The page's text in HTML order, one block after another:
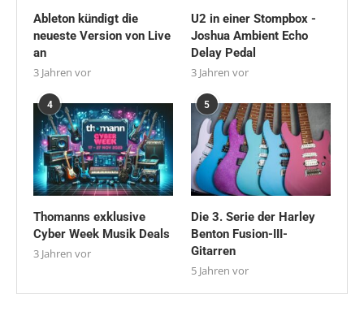
Ableton kündigt die
neueste Version von Live
an
3 Jahren vor
U2 in einer Stompbox -
Joshua Ambient Echo
Delay Pedal
3 Jahren vor
4
Thomanns exklusive
Cyber Week Musik Deals
3 Jahren vor
5
Die 3. Serie der Harley
Benton Fusion-III-
Gitarren
5 Jahren vor